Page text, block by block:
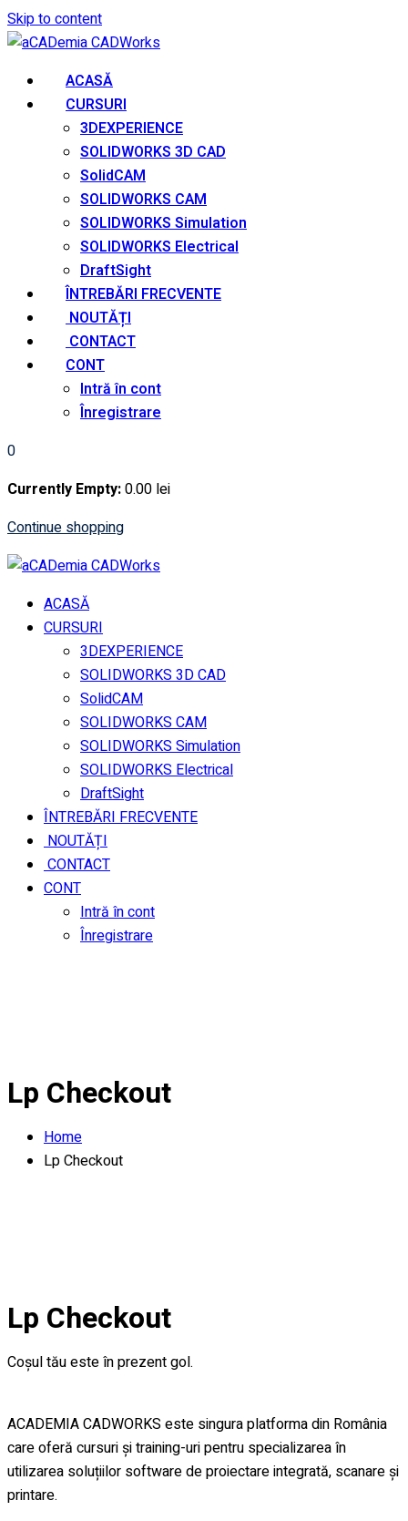
Skip to content
ACASĂ
CURSURI
3DEXPERIENCE
SOLIDWORKS 3D CAD
SolidCAM
SOLIDWORKS CAM
SOLIDWORKS Simulation
SOLIDWORKS Electrical
DraftSight
ÎNTREBĂRI FRECVENTE
NOUTĂȚI
CONTACT
CONT
Intră în cont
Înregistrare
0
Currently Empty:0.00 lei
Continue shopping
ACASĂ
CURSURI
3DEXPERIENCE
SOLIDWORKS 3D CAD
SolidCAM
SOLIDWORKS CAM
SOLIDWORKS Simulation
SOLIDWORKS Electrical
DraftSight
ÎNTREBĂRI FRECVENTE
NOUTĂȚI
CONTACT
CONT
Intră în cont
Înregistrare
Lp Checkout
Home
Lp Checkout
Lp Checkout
Coșul tău este în prezent gol.
ACADEMIA CADWORKS este singura platforma din România
care oferă cursuri și training-uri pentru specializarea în
utilizarea soluțiilor software de proiectare integrată, scanare și
printare.